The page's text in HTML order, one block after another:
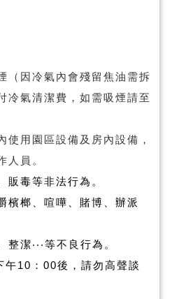
（因冷氣內會殘留焦油需拆
冷氣清潔費，如需吸煙請至
使用園區設備及房內設備，
人員。
販毒等非法行為。
檳榔、喧嘩、賭博、辦派
潔‧‧‧等不良行為。
午10：00後，請勿高聲談